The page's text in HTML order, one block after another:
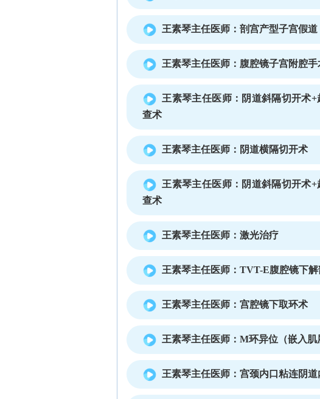
王素琴主任医师：剖宫产型子宫假道
王素琴主任医师：腹腔镜子宫附腔手
王素琴主任医师：阴道斜隔切开术
查术
王素琴主任医师：阴道横隔切开术
王素琴主任医师：阴道斜隔切开术
查术
王素琴主任医师：激光治疗
王素琴主任医师：TVT-E腹腔镜下解
王素琴主任医师：宫腔镜下取环术
王素琴主任医师：M环异位（嵌入肌
王素琴主任医师：宫颈内口粘连阴